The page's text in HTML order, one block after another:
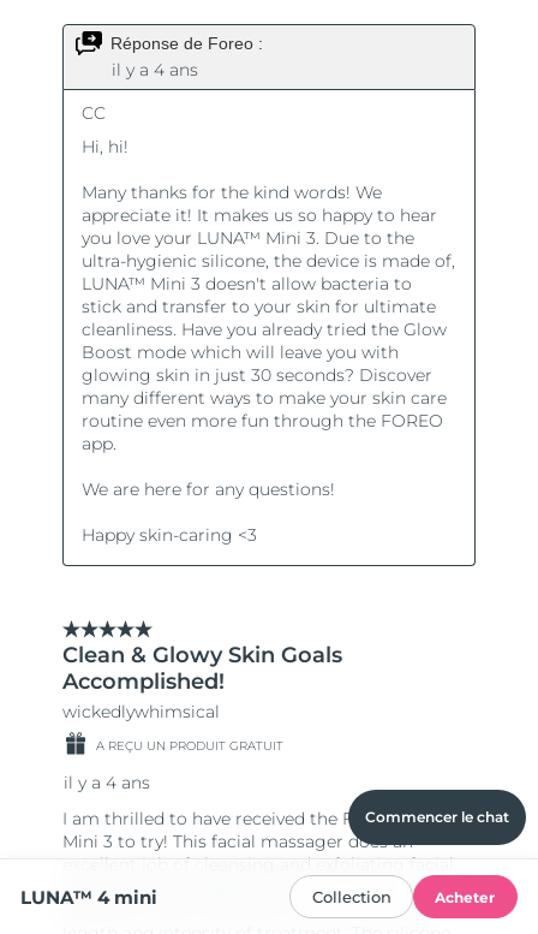
Commencer le chat
LUNA™ 4 mini Collection Acheter